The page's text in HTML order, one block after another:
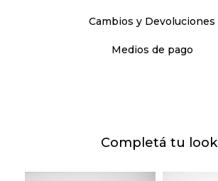
Cambios y Devoluciones
Medios de pago
Completá tu look